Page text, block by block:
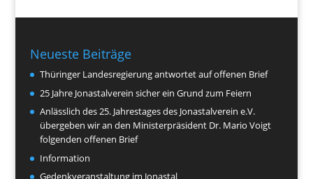
Neueste Beiträge
Thüringer Landesregierung antwortet auf offenen Brief
25 Jahre Jonastalverein sicher ein Grund zum Feiern
Anlässlich des 25. Jahrestages des Jonastalverein e.V.
übergeben wir an den Ministerpräsident Dr. Mario Voigt
folgenden offenen Brief
Information
Gedenkveranstaltung im Jonastal